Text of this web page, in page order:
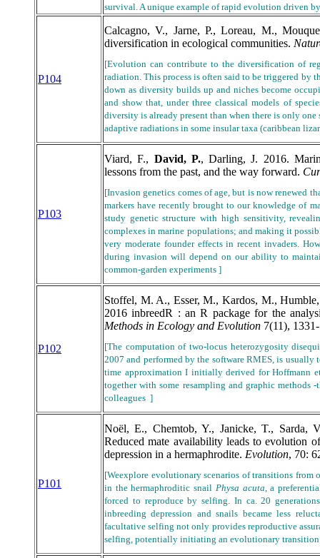
survival. A unique example of rapid evolution driven
P104
Calcagno, V., Jarne, P., Loreau, M.,
diversification in ecological communities.
[Evolution can contribute to the diversification of
radiation. This process is often said to be triggered by
down as diversity builds up and niches become
and show that, under three classical models of
diversity is already present than when there is only
adaptive radiations in some insular taxa (caribbean
P103
Viard, F., David, P., Darling, J. 2016.
lessons from the past, and the way forward.
[Invasion genetics comes of age, but is now renewed
markers have recently brought to our knowledge of
study genetic structure with high sensitivity,
complexes in marine populations; and making it
very moderate founder effects in recent invaders.
during invasion will depend on our ability to
common-garden experiments ]
P102
Stoffel, M. A., Esser, M., Kardos, M.,
2016 inbreedR : an R package for the
Methods in Ecology and Evolution 7(11),
[The computation of two-locus heterozygosity
2007 and performed by the software RMES, is
time approximation I initially derived for Hoffmann
together with some resampling and graphic
colleagues ]
P101
Noël, E., Chemtob, Y., Janicke, T., Sarda,
Reduced mate availability leads to evolution
depression in a hermaphrodite. Evolution, 70:
[Weexplore evolutionary scenarios of transitions from
in the hermaphroditic snail Physa acuta , a
forced to reproduce by selfing. In ca. 20
inbreeding depression and snails became less
facultative selfing not only provides reproductive
selfing, potentially initiating an evolutionary transition